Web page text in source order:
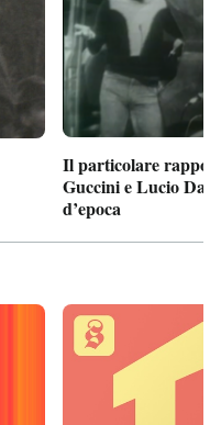
Il particolare
Guccini e Lucio
d’epoca